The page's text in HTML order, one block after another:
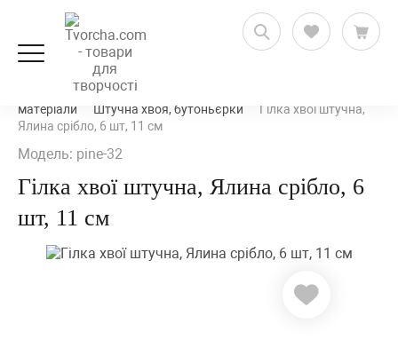
Рукоділля і флористика
матеріали
Штучна хвоя, бутоньєрки
Гілка хвої штучна,
Ялина срібло, 6 шт, 11 см
Модель: pine-32
Гілка хвої штучна, Ялина срібло, 6
шт, 11 см